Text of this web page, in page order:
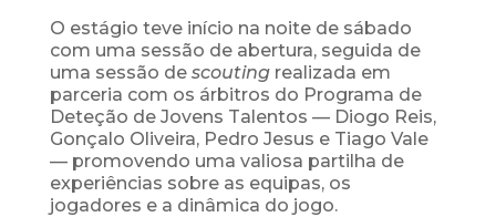
O estágio teve início na noite de sábado
com uma sessão de abertura, seguida de
uma sessão de scoutingrealizada em
parceria com os árbitros do Programa de
Deteção de Jovens Talentos — Diogo Reis,
Gonçalo Oliveira, Pedro Jesus e Tiago Vale
— promovendo uma valiosa partilha de
experiências sobre as equipas, os
jogadores e a dinâmica do jogo.